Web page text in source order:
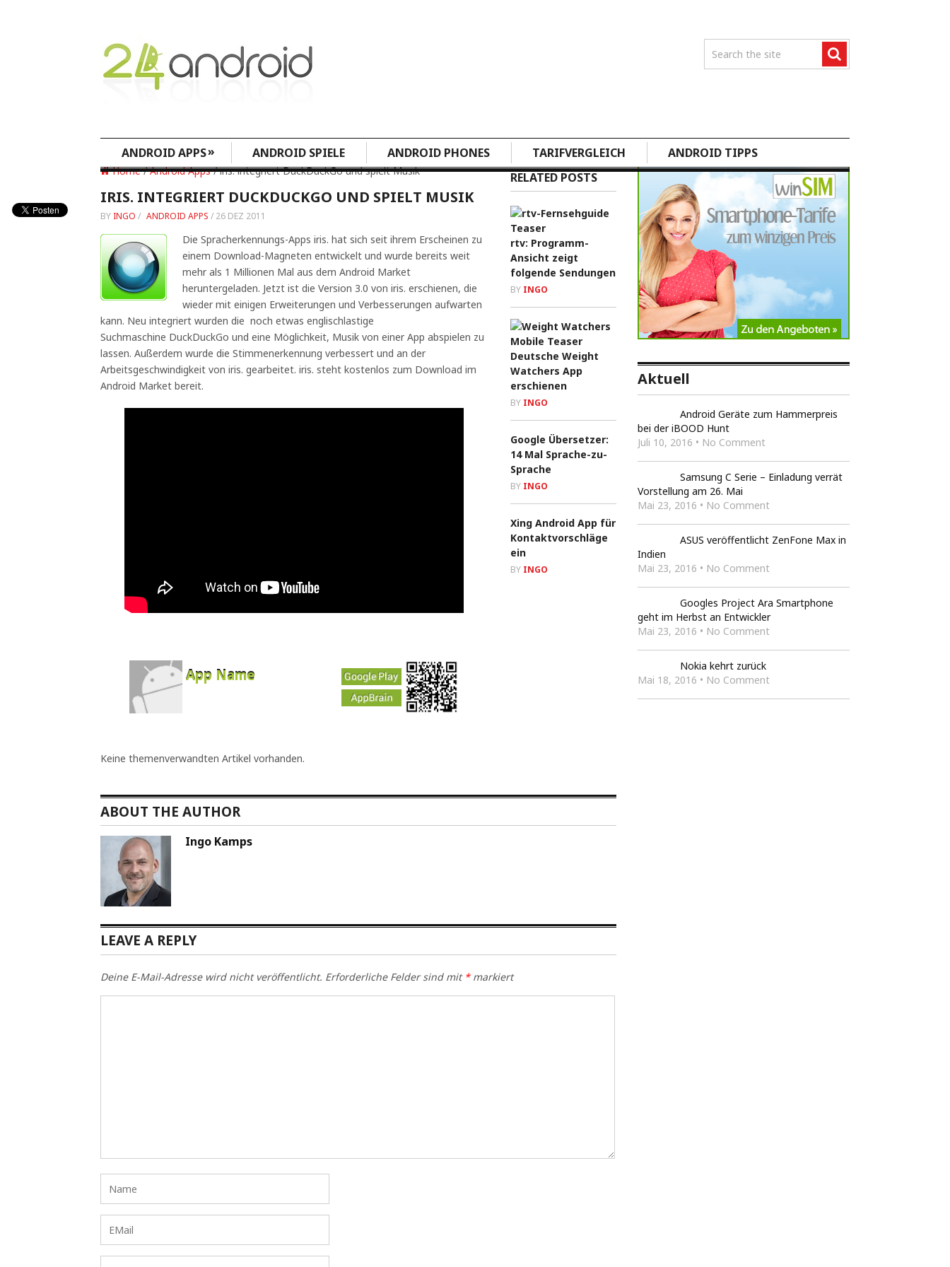
ANDROID APPS» ANDROID SPIELE ANDROID PHONES TARIFVERGLEICH ANDROID TIPPS
Home/Android Apps/ iris. integriert DuckDuckGo und spielt Musik
IRIS. INTEGRIERT DUCKDUCKGO UND SPIELT MUSIK
BY INGO / ANDROID APPS / 26 DEZ 2011
Die Spracherkennungs-Apps iris. hat sich seit ihrem Erscheinen zu
einem Download-Magneten entwickelt und wurde bereits weit
mehr als 1 Millionen Mal aus dem Android Market
heruntergeladen. Jetzt ist die Version 3.0 von iris. erschienen, die
wieder mit einigen Erweiterungen und Verbesserungen aufwarten
kann. Neu integriert wurden die noch etwas englischlastige
Suchmaschine DuckDuckGo und eine Möglichkeit, Musik von einer App abspielen zu
lassen. Außerdem wurde die Stimmenerkennung verbessert und an der
Arbeitsgeschwindigkeit von iris. gearbeitet. iris. steht kostenlos zum Download im
Android Market bereit.
App Name
Keine themenverwandten Artikel vorhanden.
RELATED POSTS
rtv: Programm-
Ansicht zeigt
folgende Sendungen
BY INGO
Deutsche Weight
Watchers App
erschienen
BY INGO
Google Übersetzer:
14 Mal Sprache-zu-
Sprache
BY INGO
Xing Android App für
Kontaktvorschläge
ein
BY INGO
ABOUT THE AUTHOR
Ingo Kamps
LEAVE A REPLY
Deine E-Mail-Adresse wird nicht veröffentlicht. Erforderliche Felder sind mit *markiert
Aktuell
Android Geräte zum Hammerpreis
bei der iBOOD Hunt
Juli 10, 2016 • No Comment
Samsung C Serie – Einladung verrät
Vorstellung am 26. Mai
Mai 23, 2016 • No Comment
ASUS veröffentlicht ZenFone Max in
Indien
Mai 23, 2016 • No Comment
Googles Project Ara Smartphone
geht im Herbst an Entwickler
Mai 23, 2016 • No Comment
Nokia kehrt zurück
Mai 18, 2016 • No Comment